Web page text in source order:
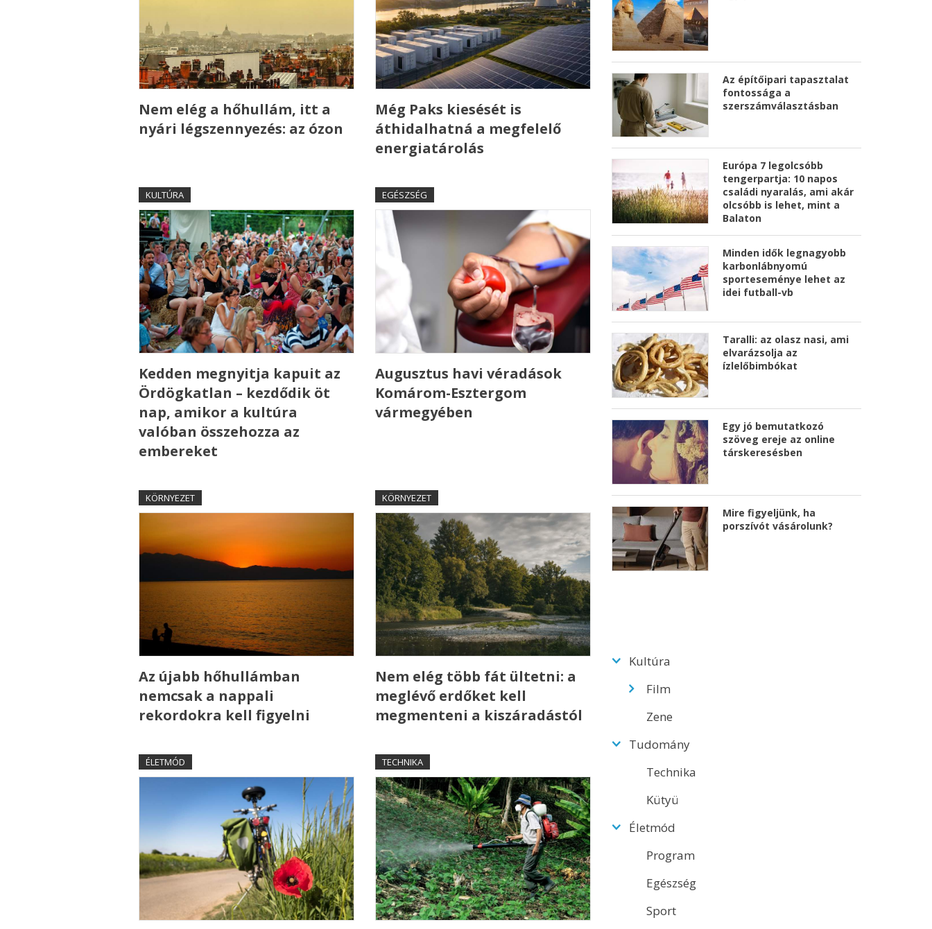
Nem elég a hőhullám, itt a
nyári légszennyezés: az ózon
Még Paks kiesését is
áthidalhatná a megfelelő
energiatárolás
KULTÚRA
Kedden megnyitja kapuit az
Ördögkatlan – kezdődik öt
nap, amikor a kultúra
valóban összehozza az
embereket
EGÉSZSÉG
Augusztus havi véradások
Komárom-Esztergom
vármegyében
KÖRNYEZET
Az újabb hőhullámban
nemcsak a nappali
rekordokra kell figyelni
KÖRNYEZET
Nem elég több fát ültetni: a
meglévő erdőket kell
megmenteni a kiszáradástól
ÉLETMÓD TECHNIKA
Az építőipari tapasztalat
fontossága a
szerszámválasztásban
Európa 7 legolcsóbb
tengerpartja: 10 napos
családi nyaralás, ami akár
olcsóbb is lehet, mint a
Balaton
Minden idők legnagyobb
karbonlábnyomú
sporteseménye lehet az
idei futball-vb
Taralli: az olasz nasi, ami
elvarázsolja az
ízlelőbimbókat
Egy jó bemutatkozó
szöveg ereje az online
társkeresésben
Mire figyeljünk, ha
porszívót vásárolunk?
Kultúra
Film
Zene
Tudomány
Technika
Kütyü
Életmód
Program
Egészség
Sport